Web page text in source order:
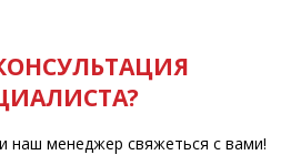
наш менеджер свяжеться с вами!